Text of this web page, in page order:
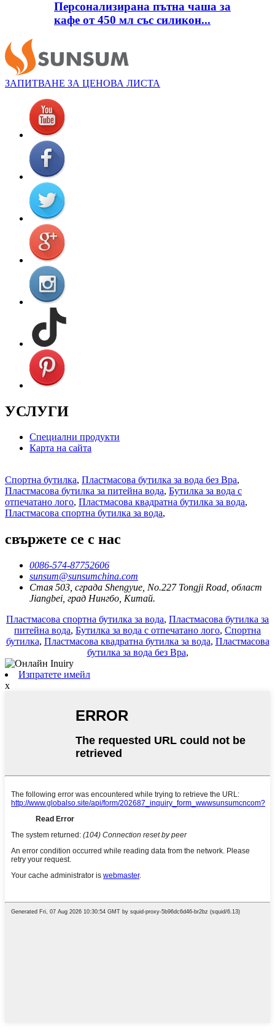
Персонализирана пътна чаша за
кафе от 450 мл със силикон...
ЗАПИТВАНЕ ЗА ЦЕНОВА ЛИСТА
УСЛУГИ
Специални продукти
Карта на сайта
Спортна бутилка, Пластмасова бутилка за вода без Bpa,
Пластмасова бутилка за питейна вода, Бутилка за вода с
отпечатано лого, Пластмасова квадратна бутилка за вода,
Пластмасова спортна бутилка за вода,
свържете се с нас
0086-574-87752606
sunsum@sunsumchina.com
Стая 503, сграда Shengyue, No.227 Tongji Road, област
Jiangbei, град Нингбо, Китай.
Пластмасова спортна бутилка за вода, Пластмасова бутилка за
питейна вода, Бутилка за вода с отпечатано лого, Спортна
бутилка, Пластмасова квадратна бутилка за вода, Пластмасова
бутилка за вода без Bpa,
Изпратете имейл
x